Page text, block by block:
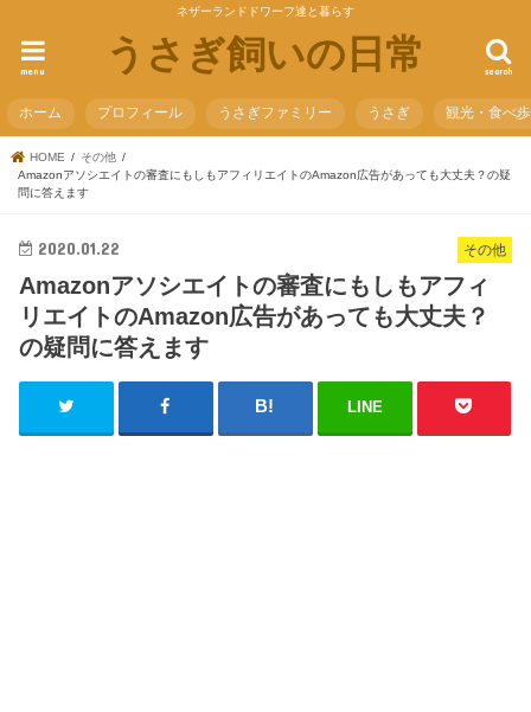
ネザーランドドワーフ達と暮らす
うさぎ飼いの日常 search
menu
ホーム プロフィール うさぎファミリー うさぎ 観光・食べ
HOME
その他
Amazonアソシエイトの審査にもしもアフィリエイトのAmazon広告があっても大丈夫？の疑
問に答えます
その他
2020.01.22
Amazonアソシエイトの審査にもしもアフィ
リエイトのAmazon広告があっても大丈夫？
の疑問に答えます
LINE